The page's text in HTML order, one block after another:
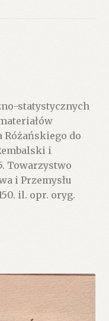
statystycznych
Różańskiego do
i
Towarzystwo
i Przemysłu
il. opr. oryg.